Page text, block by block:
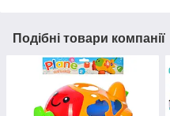
Подібні товари компанії